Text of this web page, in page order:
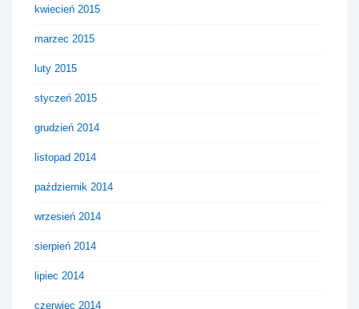
kwiecień 2015
marzec 2015
luty 2015
styczeń 2015
grudzień 2014
listopad 2014
październik 2014
wrzesień 2014
sierpień 2014
lipiec 2014
czerwiec 2014